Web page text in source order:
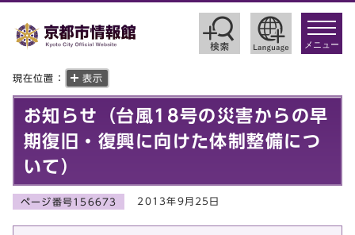
toggle
メニュー
現在位置： 表示
お知らせ（台風18号の災害からの早
期復旧・復興に向けた体制整備につ
いて）
ページ番号156673 2013年9月25日